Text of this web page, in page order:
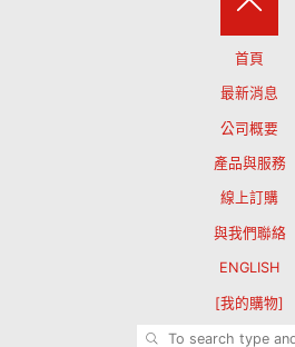
首頁
最新消息
公司概要
產品與服務
線上訂購
與我們聯絡
ENGLISH
[我的購物]
SEARCH
to
Top